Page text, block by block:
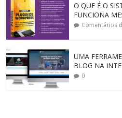
O QUE É O
FUNCIONA
Comentários
UMA
BLOG NA
0